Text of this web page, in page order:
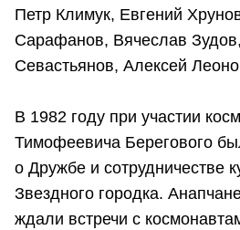
Петр Климук, Евгений
Сарафанов, Вячеслав
Севастьянов, Алексей
В 1982 году при участии
Тимофеевича Берегового
о Дружбе и сотрудничестве
Звездного городка.
ждали встречи с